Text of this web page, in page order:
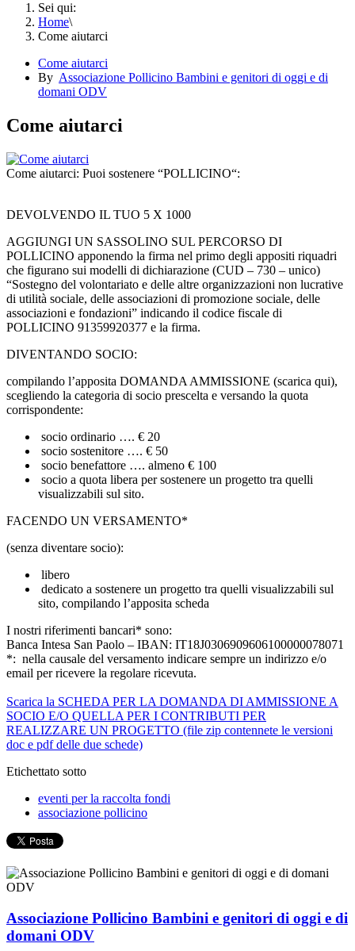
Sei qui:
Home\
Come aiutarci
Come aiutarci
By Associazione Pollicino Bambini e genitori di oggi e di
domani ODV
Come aiutarci
Come aiutarci: Puoi sostenere “POLLICINO“:
DEVOLVENDO IL TUO 5 X 1000
AGGIUNGI UN SASSOLINO SUL PERCORSO DI
POLLICINO apponendo la firma nel primo degli appositi riquadri
che figurano sui modelli di dichiarazione (CUD – 730 – unico)
“Sostegno del volontariato e delle altre organizzazioni non lucrative
di utilità sociale, delle associazioni di promozione sociale, delle
associazioni e fondazioni” indicando il codice fiscale di
POLLICINO 91359920377 e la firma.
DIVENTANDO SOCIO:
compilando l’apposita DOMANDA AMMISSIONE (scarica qui),
scegliendo la categoria di socio prescelta e versando la quota
corrispondente:
socio ordinario …. € 20
socio sostenitore …. € 50
socio benefattore …. almeno € 100
socio a quota libera per sostenere un progetto tra quelli
visualizzabili sul sito.
FACENDO UN VERSAMENTO*
(senza diventare socio):
libero
dedicato a sostenere un progetto tra quelli visualizzabili sul
sito, compilando l’apposita scheda
I nostri riferimenti bancari* sono:
Banca Intesa San Paolo – IBAN: IT18J0306909606100000078071
*: nella causale del versamento indicare sempre un indirizzo e/o
email per ricevere la regolare ricevuta.
Scarica la SCHEDA PER LA DOMANDA DI AMMISSIONE A
SOCIO E/O QUELLA PER I CONTRIBUTI PER
REALIZZARE UN PROGETTO (file zip contennete le versioni
doc e pdf delle due schede)
Etichettato sotto
eventi per la raccolta fondi
associazione pollicino
Associazione Pollicino Bambini e genitori di oggi e di
domani ODV